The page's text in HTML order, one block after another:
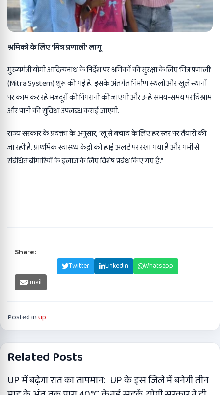
श्रमिकों के लिए ‘मित्र प्रणाली’ लागू
मुख्यमंत्री योगी आदित्यनाथ के निर्देश पर श्रमिकों की सुरक्षा के लिए ‘मित्र प्रणाली’
(Mitra System) शुरू की गई है. इसके अंतर्गत निर्माण स्थलों और खुले स्थानों
पर काम कर रहे मजदूरों की निगरानी की जाएगी और उन्हें समय-समय पर विश्राम
और पानी की सुविधा उपलब्ध कराई जाएगी.
राज्य सरकार के प्रवक्ता के अनुसार, “लू से बचाव के लिए हर स्तर पर तैयारी की
जा रही है. प्राथमिक स्वास्थ्य केंद्रों को हाई अलर्ट पर रखा गया है और गर्मी से
संबंधित बीमारियों के इलाज के लिए विशेष प्रबंध किए गए हैं.”
Share:
Twitter Linkedin
Whatsapp
Email
Posted inup
Related Posts
UP में बढ़ेगा रात का तापमान: UP के इस जिले में बनेगी तीन